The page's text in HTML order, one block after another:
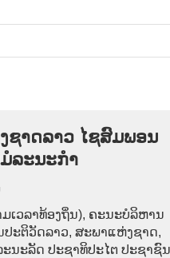
ຊາດລາວ ໄຊສົມພອນ
ລະນະກຳ
ເວລາທ້ອງຖິ່ນ), ຄະນະບໍລິຫານ
ະຕິວັດລາວ, ສະພາແຫ່ງຊາດ,
ນະລັດ ປະຊາທິປະໄຕ ປະຊາຊົນ